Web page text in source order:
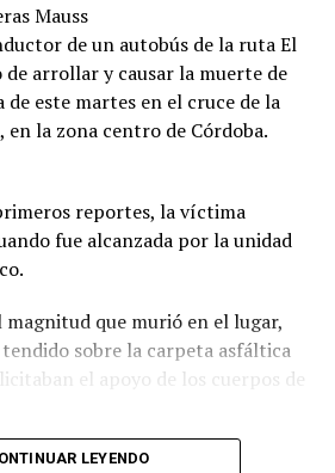
Mauss
de un autobús de la ruta El
de arrollar y causar la muerte de
este martes en el cruce de la
en la zona centro de Córdoba.
reportes, la víctima
fue alcanzada por la unidad
que murió en el lugar,
sobre la carpeta asfáltica
el apoyo de los cuerpos de
LEYENDO